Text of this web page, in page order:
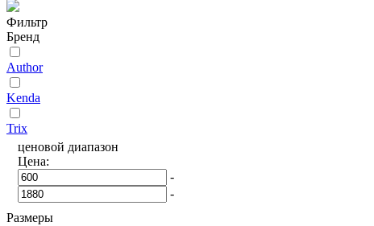
Фильтр
Бренд
Author
Kenda
Trix
ценовой диапазон
Цена:
-
-
Размеры